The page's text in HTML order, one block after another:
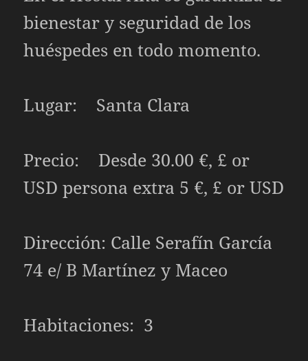
bienestar y seguridad de los
huéspedes en todo momento.
Lugar: Santa Clara
Precio: Desde 30.00 €, £ or
USD persona extra 5 €, £ or USD
Dirección: Calle Serafín García
74 e/ B Martínez y Maceo
Habitaciones: 3